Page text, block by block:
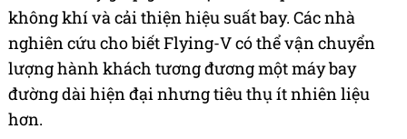
không khí và cải thiện hiệu suất bay. Các nhà
nghiên cứu cho biết Flying-V có thể vận chuyển
lượng hành khách tương đương một máy bay
đường dài hiện đại nhưng tiêu thụ ít nhiên liệu
hơn.